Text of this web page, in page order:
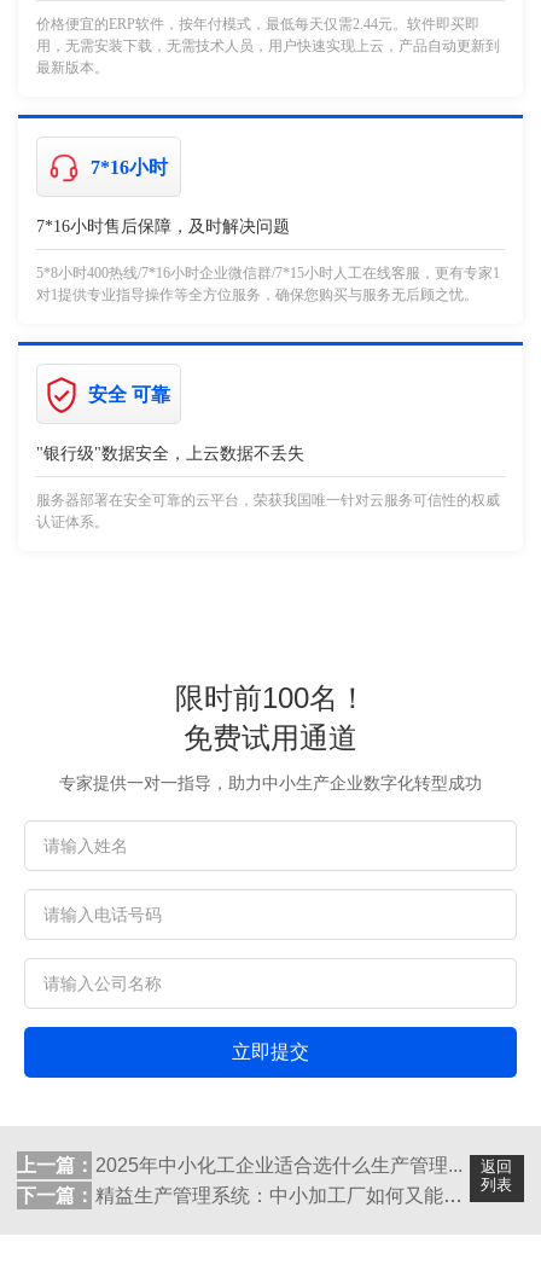
价格便宜的ERP软件，按年付模式，最低每天仅需2.44元。软件即买即
用，无需安装下载，无需技术人员，用户快速实现上云，产品自动更新到
最新版本。
7*16小时
7*16小时售后保障，及时解决问题
5*8小时400热线/7*16小时企业微信群/7*15小时人工在线客服，更有专家1
对1提供专业指导操作等全方位服务，确保您购买与服务无后顾之忧。
安全 可靠
"银行级"数据安全，上云数据不丢失
服务器部署在安全可靠的云平台，荣获我国唯一针对云服务可信性的权威
认证体系。
限时前100名！
免费试用通道
专家提供一对一指导，助力中小生产企业数字化转型成功
立即提交
返回
列表
上一篇： 2025年中小化工企业适合选什么生产管理...
下一篇： 精益生产管理系统：中小加工厂如何又能产供...